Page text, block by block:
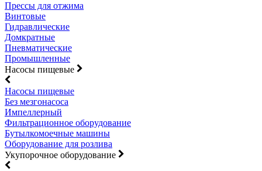
Прессы для отжима
Винтовые
Гидравлические
Домкратные
Пневматические
Промышленные
Насосы пищевые
Насосы пищевые
Без мезгонасоса
Импеллерный
Фильтрационное оборудование
Бутылкомоечные машины
Оборудование для розлива
Укупорочное оборудование